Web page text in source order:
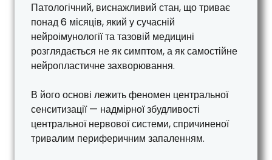
Патологічний, виснажливий стан, що триває
понад 6 місяців, який у сучасній
нейроімунології та тазовій медицині
розглядається не як симптом, а як самостійне
нейропластичне захворювання.
В його основі лежить феномен центральної
сенситизації — надмірної збудливості
центральної нервової системи, спричиненої
тривалим периферичним запаленням.